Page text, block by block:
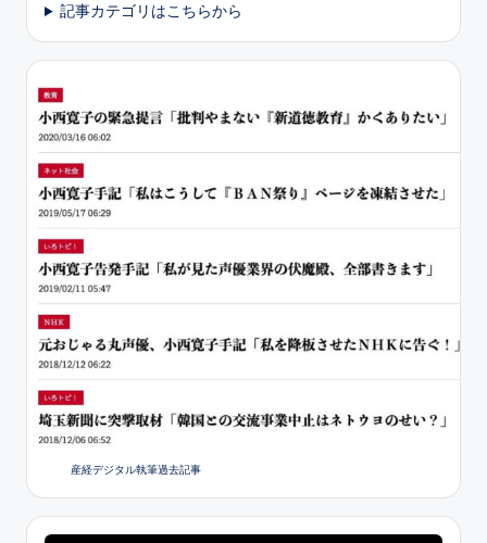
記事カテゴリはこちらから
産経デジタル執筆過去記事